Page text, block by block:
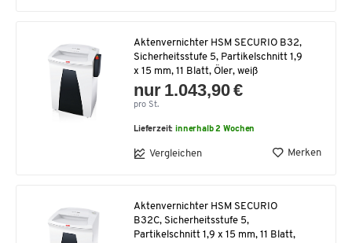
Aktenvernichter HSM SECURIO B32,
Sicherheitsstufe 5, Partikelschnitt 1,9
x 15 mm, 11 Blatt, Öler, weiß
nur 1.043,90 €
pro St.
Lieferzeit:innerhalb 2 Wochen
Vergleichen Merken
Aktenvernichter HSM SECURIO
B32C, Sicherheitsstufe 5,
Partikelschnitt 1,9 x 15 mm, 11 Blatt,